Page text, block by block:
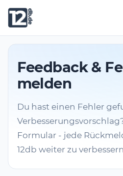
Feedback &
melden
Du hast einen Fehler
Formular - jede
12db weiter zu